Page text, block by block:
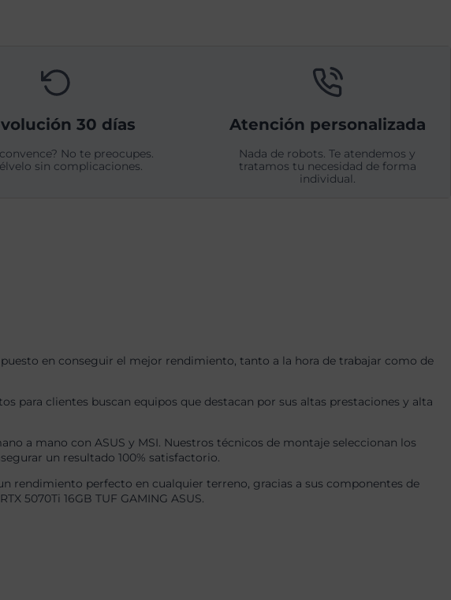
30 días
No te preocupes.
sin complicaciones.
Atención personalizada
Nada de robots. Te atendemos y
tratamos tu necesidad de forma
individual.
en conseguir el mejor rendimiento, tanto a la hora de trabajar como de
para clientes buscan equipos que destacan por sus altas prestaciones y alta
a mano con ASUS y MSI. Nuestros técnicos de montaje seleccionan los
un resultado 100% satisfactorio.
rendimiento perfecto en cualquier terreno, gracias a sus componentes de
5070Ti 16GB TUF GAMING ASUS.